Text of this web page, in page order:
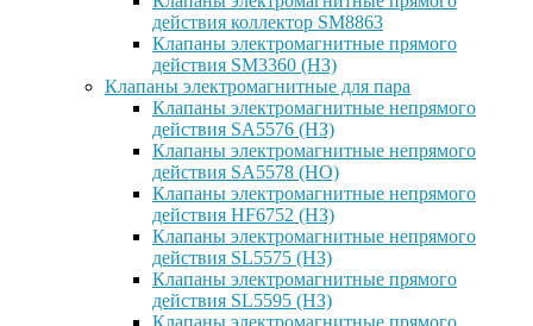
дейcтвия коллектор SM8863
Клапаны электромагнитные прямого
действия SM3360 (НЗ)
Клапаны электромагнитные для пара
Клапаны электромагнитные непрямого
действия SA5576 (НЗ)
Клапаны электромагнитные непрямого
действия SA5578 (НО)
Клапаны электромагнитные непрямого
действия HF6752 (НЗ)
Клапаны электромагнитные непрямого
действия SL5575 (НЗ)
Клапаны электромагнитные прямого
действия SL5595 (НЗ)
Клапаны электромагнитные прямого